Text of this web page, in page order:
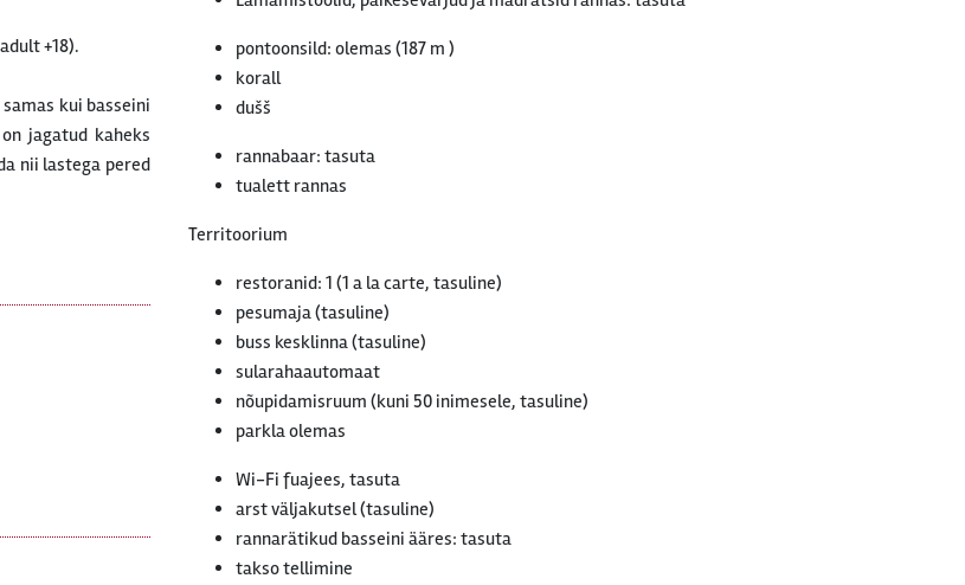
+18).
kui basseini
jagatud kaheks
nii lastega pered
pontoonsild: olemas (187 m )
korall
dušš
rannabaar: tasuta
tualett rannas
Territoorium
restoranid: 1 (1 a la carte, tasuline)
pesumaja (tasuline)
buss kesklinna (tasuline)
sularahaautomaat
nõupidamisruum (kuni 50 inimesele, tasuline)
parkla olemas
Wi-Fi fuajees, tasuta
arst väljakutsel (tasuline)
rannarätikud basseini ääres: tasuta
takso tellimine